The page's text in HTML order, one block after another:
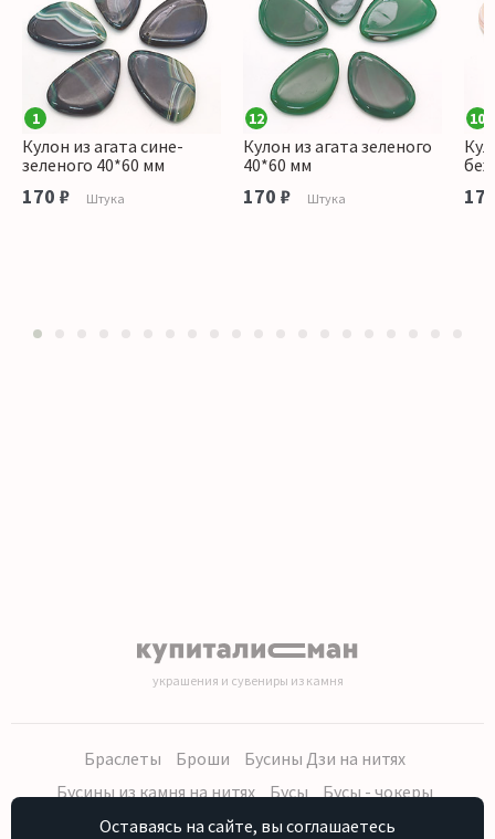
1
Кулон из агата сине-
зеленого 40*60 мм
170 ₽ Штука
12
Кулон из агата зеленого
40*60 мм
170 ₽ Штука
10
украшения и сувениры из камня
Браслеты Броши
Бусины Дзи на нитях
Бусины из камня на нитях
Бусы
Бусы - чокеры
Кольца, серьги
Кулоны Наборы (бусы, браслет, серьги)
Оставаясь на сайте, вы соглашаетесь